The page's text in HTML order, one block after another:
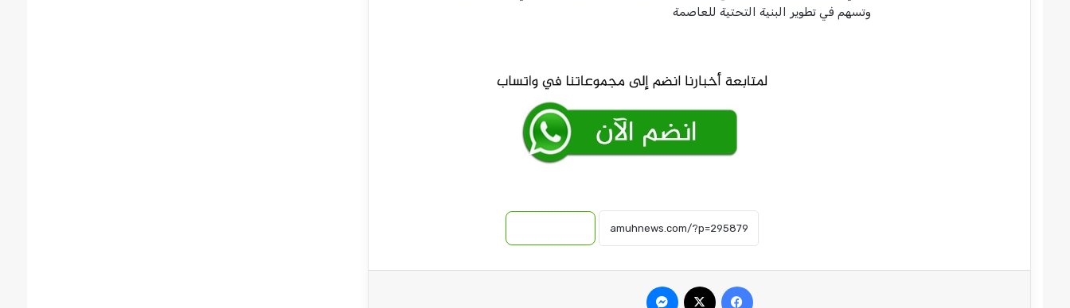
وتسهم في تطوير البنية التحتية للعاصمة
فيسبوك
وسلطات المطار تؤكد التعافي
الحكومة تتخذ خطوات جديدة تجاه تجارة المعابر
الطيران يدمر رتلا عسكريا قادما من ليبيا